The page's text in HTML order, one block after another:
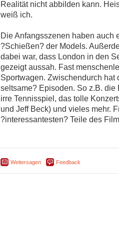
Realität nicht abbilden kann.
weiß ich.
Die Anfangsszenen haben auch
?Schießen? der Models.
dabei war, dass London in den
gezeigt aussah. Fast
Sportwagen. Zwischendurch hat
seltsame? Episoden. So z.B.
irre Tennisspiel, das tolle
und Jeff Beck) und vieles mehr.
?interessantesten? Teile des
Weitersagen Feedback